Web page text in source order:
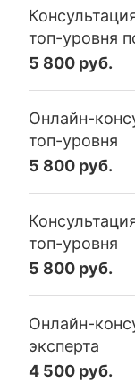
топ-уровня
5 800 руб.
Онлайн-
топ-уровня
5 800 руб.
топ-уровня
5 800 руб.
Онлайн-
эксперта
4 500 руб.